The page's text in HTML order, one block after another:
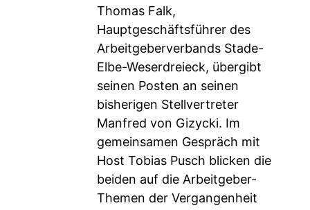
Thomas Falk,
Hauptgeschäftsführer des
Arbeitgeberverbands Stade-
Elbe-Weserdreieck, übergibt
seinen Posten an seinen
bisherigen Stellvertreter
Manfred von Gizycki. Im
gemeinsamen Gespräch mit
Host Tobias Pusch blicken die
beiden auf die Arbeitgeber-
Themen der Vergangenheit